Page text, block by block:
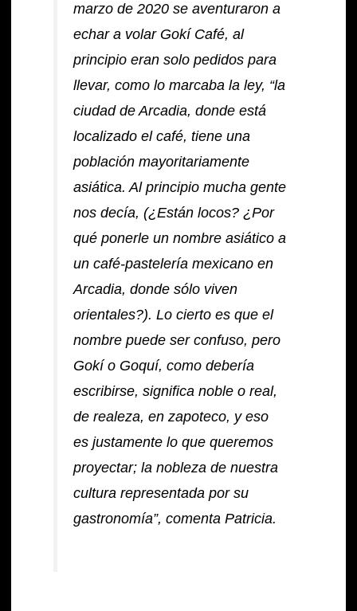
marzo de 2020 se aventuraron a
echar a volar Gokí Café, al
principio eran solo pedidos para
llevar, como lo marcaba la ley, “la
ciudad de Arcadia, donde está
localizado el café, tiene una
población mayoritariamente
asiática. Al principio mucha gente
nos decía, (¿Están locos? ¿Por
qué ponerle un nombre asiático a
un café-pastelería mexicano en
Arcadia, donde sólo viven
orientales?). Lo cierto es que el
nombre puede ser confuso, pero
Gokí o Goquí, como debería
escribirse, significa noble o real,
de realeza, en zapoteco, y eso
es justamente lo que queremos
proyectar; la nobleza de nuestra
cultura representada por su
gastronomía”, comenta Patricia.